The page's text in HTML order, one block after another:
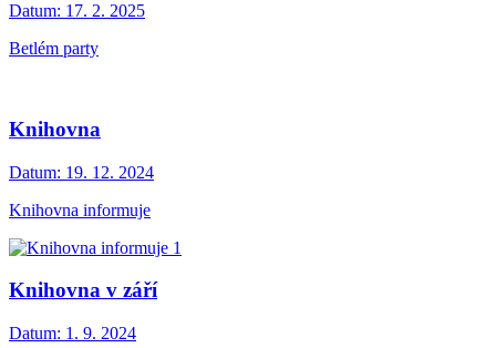
Datum: 17. 2. 2025
Betlém party
Knihovna
Datum: 19. 12. 2024
Knihovna informuje
Knihovna v září
Datum: 1. 9. 2024